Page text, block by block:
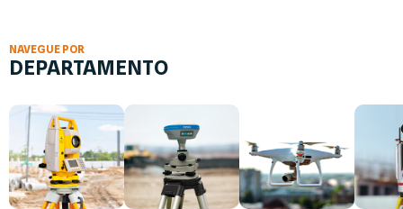
NAVEGUE POR
DEPARTAMENTO